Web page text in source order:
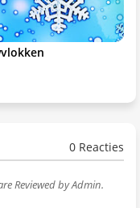
0 Reacties
Reviewed by Admin.